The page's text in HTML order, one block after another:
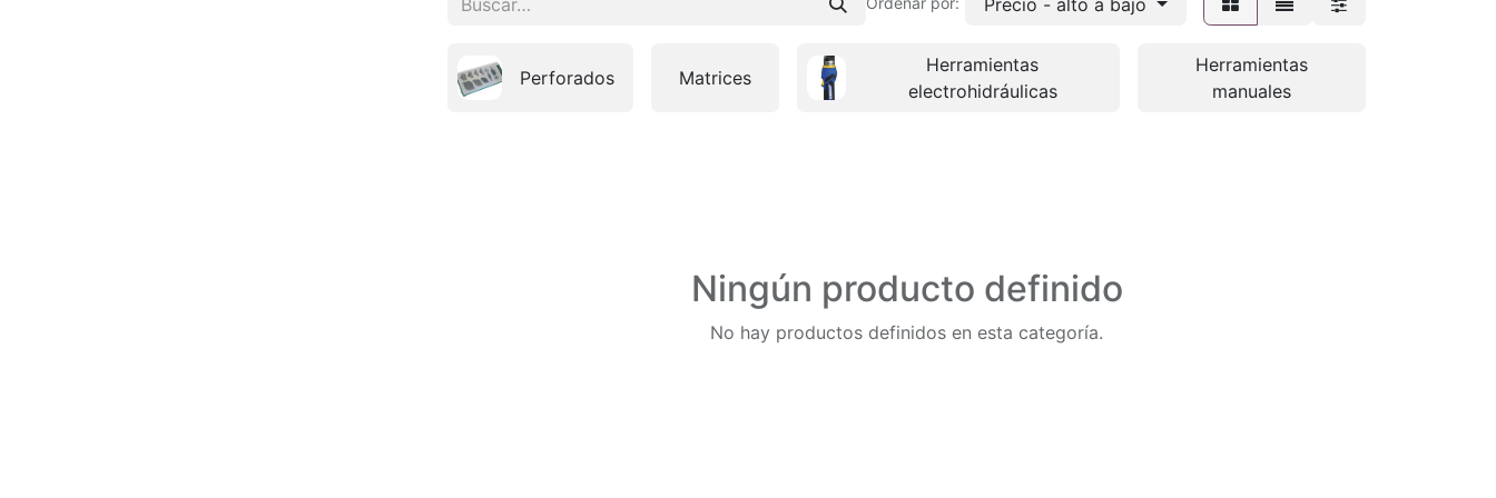
Precio - alto a bajo
Perforados Matrices
Herramientas
electrohidráulicas
Herramientas
manuales
Ningún producto definido
No hay productos definidos en esta categoría.